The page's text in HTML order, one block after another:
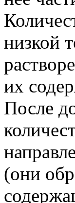
низкой
их
После
(они